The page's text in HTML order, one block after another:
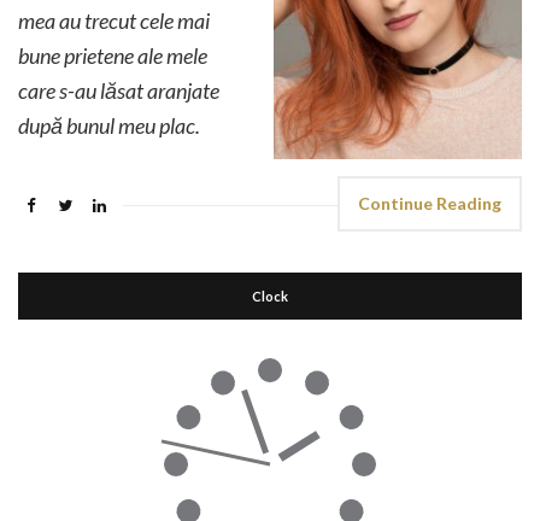
mea au trecut cele mai
bune prietene ale mele
care s-au lăsat aranjate
după bunul meu plac.
Continue Reading
Clock